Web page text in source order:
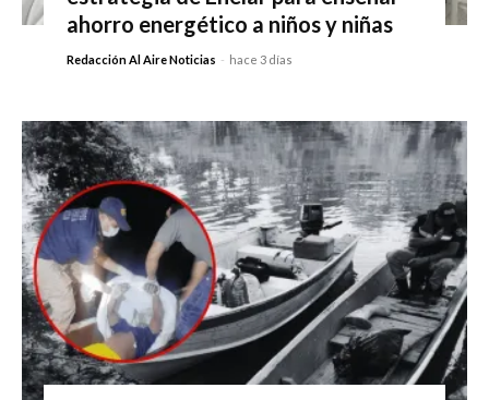
ahorro energético a niños y niñas
Redacción Al Aire Noticias - hace 3 días